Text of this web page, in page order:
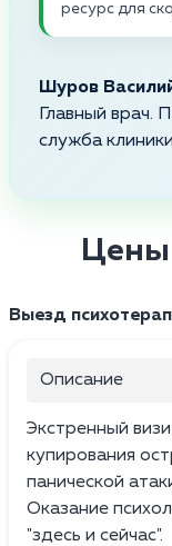
ресурс для
Шуров
Главный врач.
служба
Цены
Выезд
Описание
Экстренный
купирования
панической
Оказание
"здесь и сейчас".